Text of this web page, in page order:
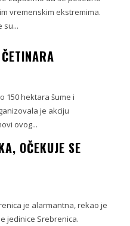
vremenskim ekstremima.
su...
150 hektara šume i
je akciju
ovog...
OČEKUJE SE
je alarmantna, rekao je
jedinice Srebrenica.